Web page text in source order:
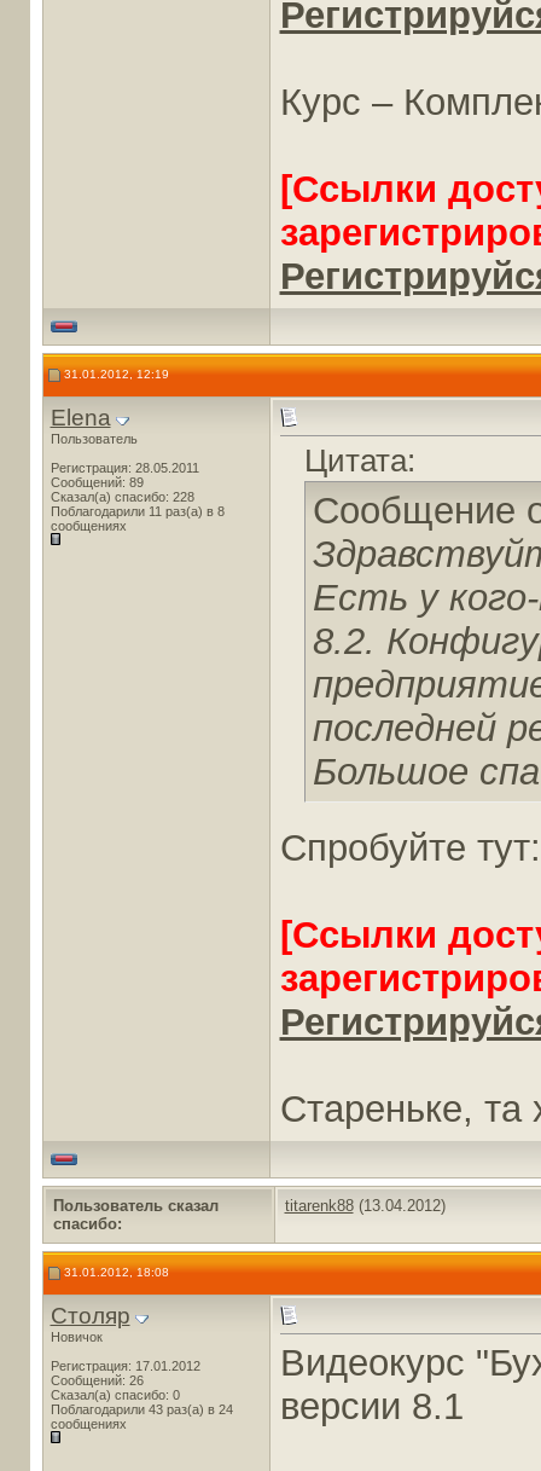
Курс –
[Ссылки
31.01.2012, 12:19
Elena
Пользователь
Регистрация: 28.05.2011
Сообщений: 89
Сказал(а) спасибо: 228
Поблагодарили 11 раз(а) в 8
сообщениях
Цитата:
Сообщение
Есть у
8.2.
последней
Большое
Спробуйте тут:
[Ссылки
Стареньке, та
Пользователь сказал
cпасибо:
titarenk88(13.04.2012)
31.01.2012, 18:08
Столяр
Новичок
Регистрация: 17.01.2012
Сообщений: 26
Сказал(а) спасибо: 0
Поблагодарили 43 раз(а) в 24
сообщениях
Видеокурс
версии 8.1